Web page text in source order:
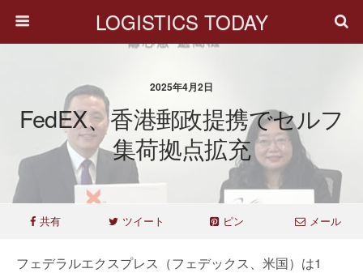
LOGISTICS TODAY
2025年4月2日
FedEX、香港郵政提携でセルフ
集荷拠点拡充
共有 ツイート ピン メール
フェデラルエクスプレス（フェデックス、米国）は1